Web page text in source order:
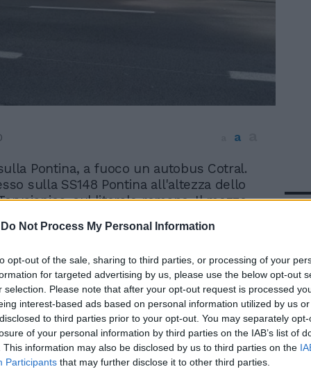
Do Not Process My Personal Information
opt-out of the sale, sharing to third parties, or processing of your
for targeted advertising by us, please use the below opt-out
selection. Please note that after your opt-out request is processed
interest-based ads based on personal information utilized by us
to third parties prior to your opt-out. You may separately
of your personal information by third parties on the IAB’s list of
This information may also be disclosed by us to third parties on the
Participants that may further disclose it to other third parties.
a
Pontina, a fuoco un autobus Cotral.
sulla SS148 Pontina all'altezza dello
sul litorale romano. Il mezzo
della strada statale, in direzione Latina,
improvvisamente andato a fuoco. L'autista
che dalla parte posteriore del veicolo
e così in fretta e furia è riuscito ad
veicolo e mettersi velocemente in salvo.
il bus è stato travolto e distrutto dalle
si è registrato nessun ferito, il mezzo
senza passeggeri a bordo. Una
In